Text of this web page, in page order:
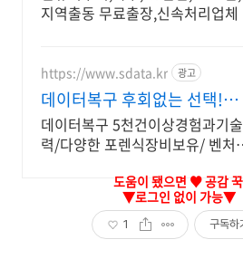
지역출동 무료출장,신속처리업체
https://www.sdata.kr 광고
데이터복구 후회없는 선택!
5,000명이 선택한 서비스
데이터복구 5천건이상경험과기술
력/다양한 포렌식장비보유/ 벤처
털포렌식등 5천여건이상 경험,기
력/ 첨단포렌식장비 솔루션 보유!
1 구독하